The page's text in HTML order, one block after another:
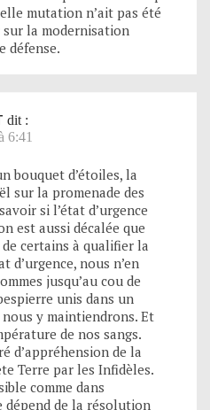
mutation n’ait pas été
la modernisation
défense.
dit :
6:41
bouquet d’étoiles, la
sur la promenade des
si l’état d’urgence
est aussi décalée que
certains à qualifier la
d’urgence, nous n’en
jusqu’au cou de
unis dans un
y maintiendrons. Et
de nos sangs.
d’appréhension de la
Terre par les Infidèles.
comme dans
dépend de la résolution